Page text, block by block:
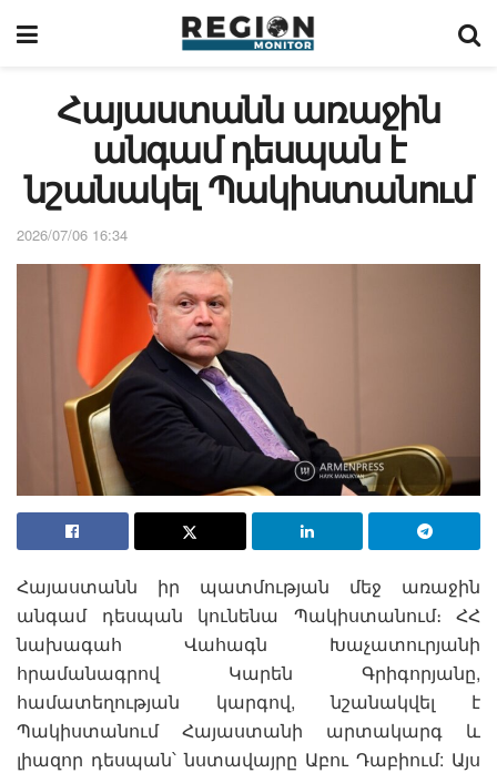
Հայաստանն առաջին
անգամ դեսպան է
նշանակել Պակիստանում
2026/07/06 16:34
Հայաստանն իր պատմության մեջ առաջին
անգամ դեսպան կունենա Պակիստանում։ ՀՀ
նախագահ Վահագն Խաչատուրյանի
հրամանագրով Կարեն Գրիգորյանը,
համատեղության կարգով, նշանակվել է
Պակիստանում Հայաստանի արտակարգ և
լիազոր դեսպան՝ նստավայրը Աբու Դաբիում: Այս